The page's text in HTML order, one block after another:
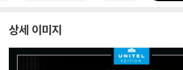
상세 이미지